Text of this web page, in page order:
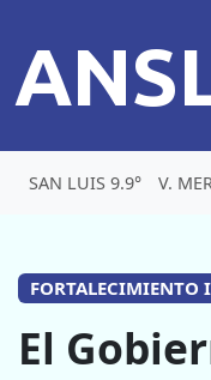
SAN LUIS 9.9° V.
FORTALECIMIENTO
El